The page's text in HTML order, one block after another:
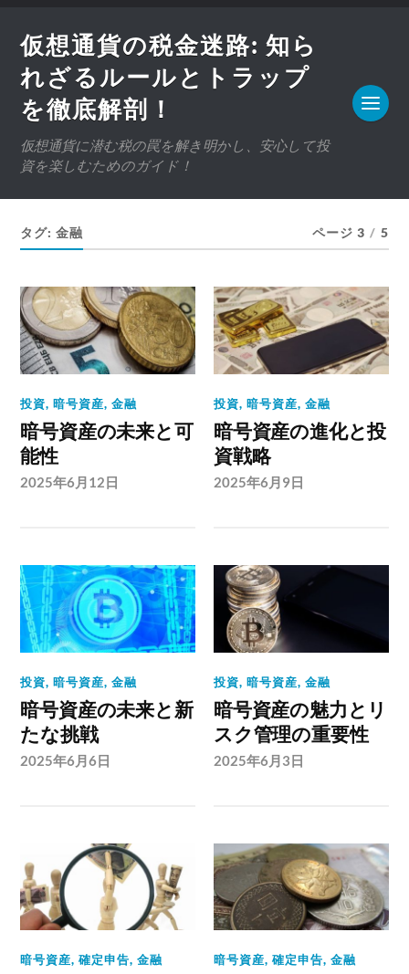
仮想通貨の税金迷路: 知ら
れざるルールとトラップ
を徹底解剖！
仮想通貨に潜む税の罠を解き明かし、安心して投
資を楽しむためのガイド！
タグ:金融 ページ 3 / 5
投資,暗号資産,金融
暗号資産の未来と可
能性
2025年6月12日
投資,暗号資産,金融
暗号資産の進化と投
資戦略
2025年6月9日
投資,暗号資産,金融
暗号資産の未来と新
たな挑戦
2025年6月6日
投資,暗号資産,金融
暗号資産の魅力とリ
スク管理の重要性
2025年6月3日
暗号資産,確定申告,金融 暗号資産,確定申告,金融